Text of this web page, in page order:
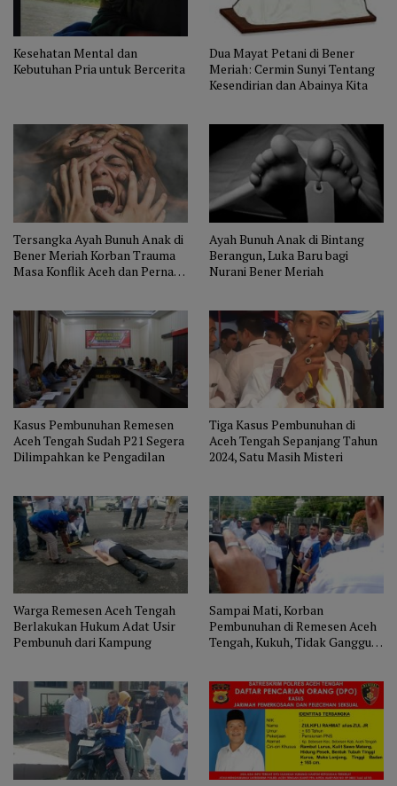
Kesehatan Mental dan
Kebutuhan Pria untuk Bercerita
Dua Mayat Petani di Bener
Meriah: Cermin Sunyi Tentang
Kesendirian dan Abainya Kita
Tersangka Ayah Bunuh Anak di
Bener Meriah Korban Trauma
Masa Konflik Aceh dan Pernah
Ayah Bunuh Anak di Bintang
Berangun, Luka Baru bagi
Nurani Bener Meriah
Kasus Pembunuhan Remesen
Aceh Tengah Sudah P21 Segera
Dilimpahkan ke Pengadilan
Tiga Kasus Pembunuhan di
Aceh Tengah Sepanjang Tahun
2024, Satu Masih Misteri
Warga Remesen Aceh Tengah
Berlakukan Hukum Adat Usir
Pembunuh dari Kampung
Sampai Mati, Korban
Pembunuhan di Remesen Aceh
Tengah, Kukuh, Tidak Ganggu